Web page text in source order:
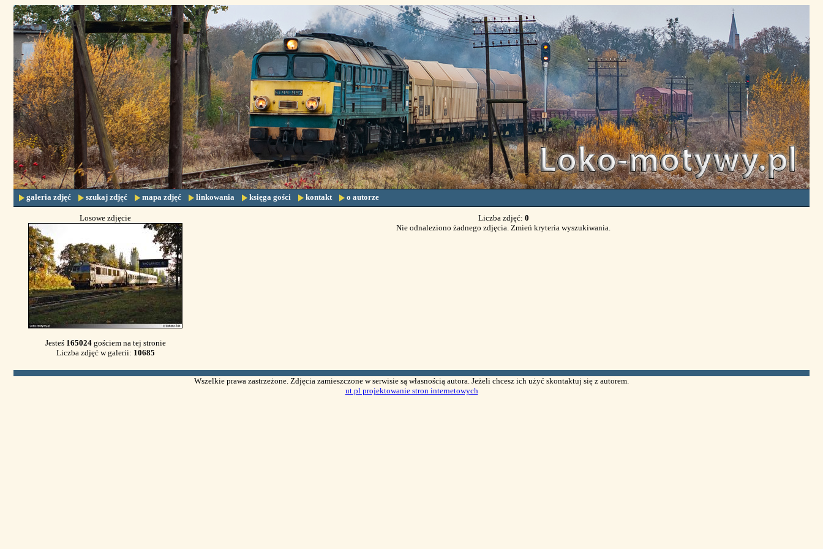
galeria zdjęć szukaj zdjęć mapa zdjęć linkowania księga gości kontakt o autorze
Losowe zdjęcie
Jesteś 165024gościem na tej stronie
Liczba zdjęć w galerii: 10685
Liczba zdjęć: 0
Nie odnaleziono żadnego zdjęcia. Zmień kryteria wyszukiwania.
Wszelkie prawa zastrzeżone. Zdjęcia zamieszczone w serwisie są własnością autora. Jeżeli chcesz ich użyć skontaktuj się z autorem.
ut.pl projektowanie stron internetowych